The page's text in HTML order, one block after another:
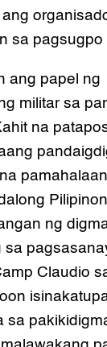
sa pagsugpo
ang papel ng
militar sa
na
ng
sa
Claudio
sa